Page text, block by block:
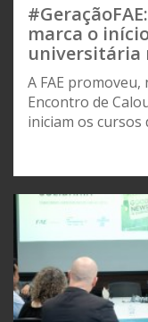
marca o
universitária
A FAE promoveu,
Encontro de
iniciam os cursos